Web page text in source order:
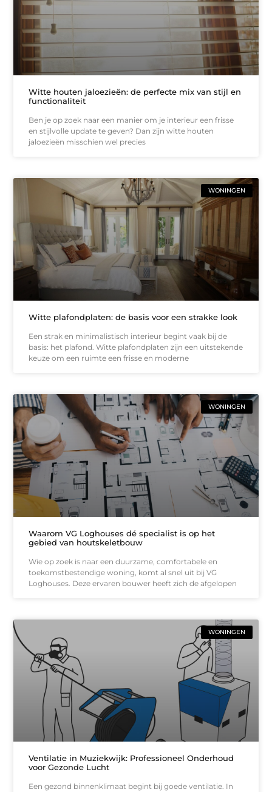
Witte houten jaloezieën: de perfecte mix van stijl en
functionaliteit
Ben je op zoek naar een manier om je interieur een frisse
en stijlvolle update te geven? Dan zijn witte houten
jaloezieën misschien wel precies
WONINGEN
Witte plafondplaten: de basis voor een strakke look
Een strak en minimalistisch interieur begint vaak bij de
basis: het plafond. Witte plafondplaten zijn een uitstekende
keuze om een ruimte een frisse en moderne
WONINGEN
Waarom VG Loghouses dé specialist is op het
gebied van houtskeletbouw
Wie op zoek is naar een duurzame, comfortabele en
toekomstbestendige woning, komt al snel uit bij VG
Loghouses. Deze ervaren bouwer heeft zich de afgelopen
WONINGEN
Ventilatie in Muziekwijk: Professioneel Onderhoud
voor Gezonde Lucht
Een gezond binnenklimaat begint bij goede ventilatie. In